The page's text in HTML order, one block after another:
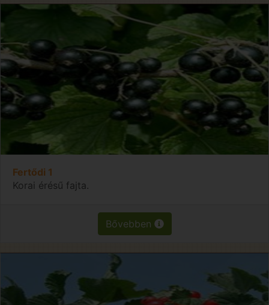
Fertődi 1
Korai érésű fajta.
Bővebben